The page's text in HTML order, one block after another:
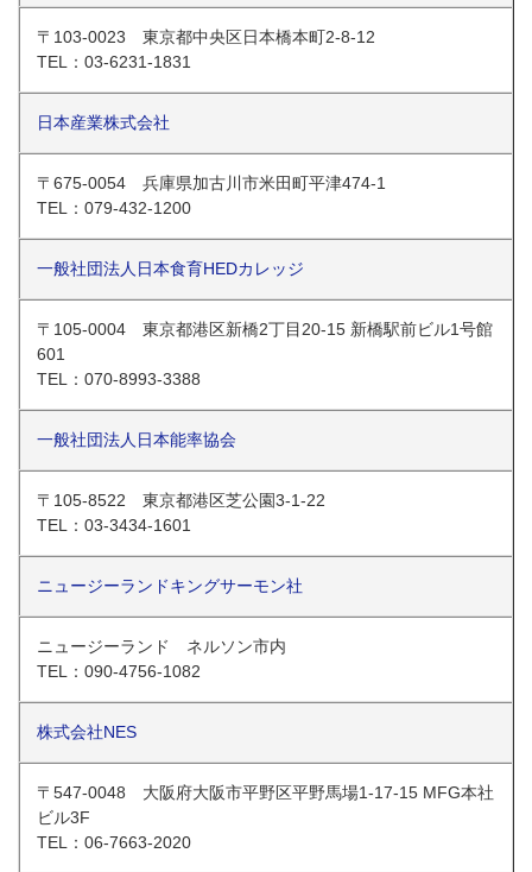
〒103-0023 東京都中央区日本橋本町2-8-12
TEL：03-6231-1831
日本産業株式会社
〒675-0054 兵庫県加古川市米田町平津474-1
TEL：079-432-1200
一般社団法人日本食育HEDカレッジ
〒105-0004 東京都港区新橋2丁目20-15 新橋駅前ビル1号館
601
TEL：070-8993-3388
一般社団法人日本能率協会
〒105-8522 東京都港区芝公園3-1-22
TEL：03-3434-1601
ニュージーランドキングサーモン社
ニュージーランド ネルソン市内
TEL：090-4756-1082
株式会社NES
〒547-0048 大阪府大阪市平野区平野馬場1-17-15 MFG本社
ビル3F
TEL：06-7663-2020